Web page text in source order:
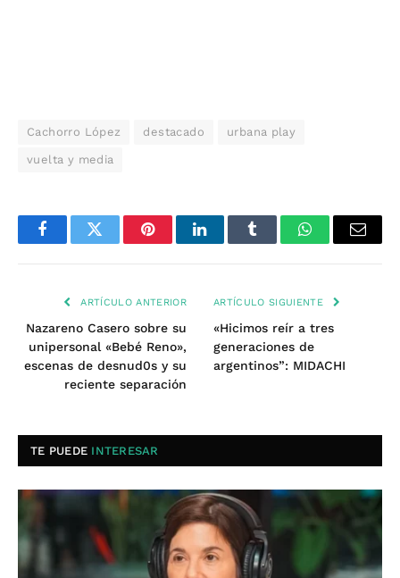
Cachorro López destacado urbana play
vuelta y media
FacebookTwitter PinterestLinkedInTumblr WhatsAppEmail
ARTÍCULO ANTERIOR
Nazareno Casero sobre su
unipersonal «Bebé Reno»,
escenas de desnud0s y su
reciente separación
ARTÍCULO SIGUIENTE
«Hicimos reír a tres
generaciones de
argentinos”: MIDACHI
TE PUEDE INTERESAR